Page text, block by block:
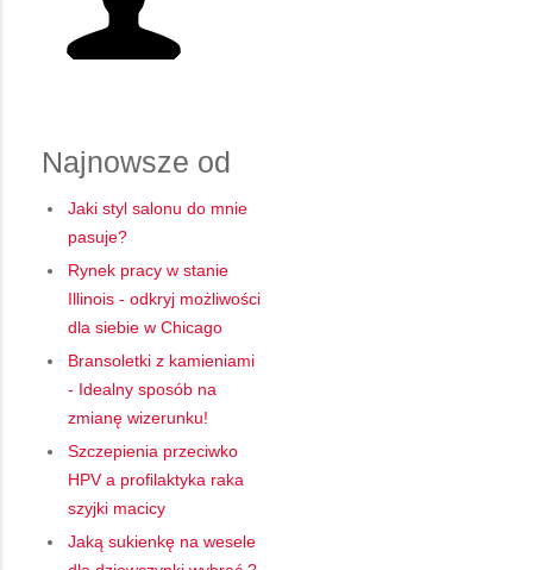
Najnowsze od
Jaki styl salonu do mnie
pasuje?
Rynek pracy w stanie
Illinois - odkryj możliwości
dla siebie w Chicago
Bransoletki z kamieniami
- Idealny sposób na
zmianę wizerunku!
Szczepienia przeciwko
HPV a profilaktyka raka
szyjki macicy
Jaką sukienkę na wesele